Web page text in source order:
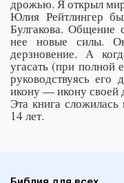
дрожью. Я открыл
Юлия Рейтлингер
Булгакова. Общение
нее новые силы.
дерзновение. А
угасать (при полной
руководствуясь его
икону — икону своей
Эта книга
14 лет.